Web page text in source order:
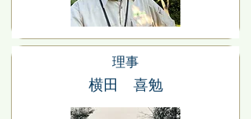
理事
横田 喜勉